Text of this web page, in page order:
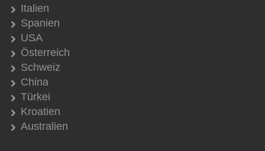
Italien
Spanien
USA
Österreich
Schweiz
China
Türkei
Kroatien
Australien